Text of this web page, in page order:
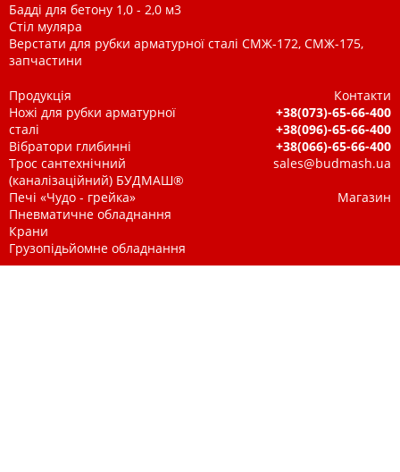
Бадді для бетону 1,0 - 2,0 м3
Стіл муляра
Верстати для рубки арматурної сталі СМЖ-172, СМЖ-175,
запчастини
Продукція
Ножі для рубки арматурної
сталі
Вібратори глибинні
Трос сантехнічний
(каналізаційний) БУДМАШ®
Печі «Чудо - грейка»
Пневматичне обладнання
Крани
Грузопідьйомне обладнання
Контакти
+38(073)-65-66-400
+38(096)-65-66-400
+38(066)-65-66-400
sales@budmash.ua
Магазин